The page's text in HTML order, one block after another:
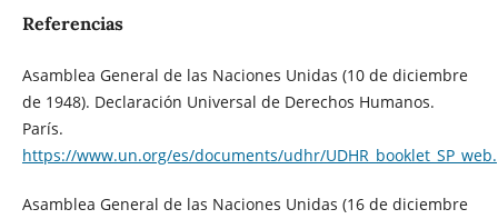
Referencias
Asamblea General de las Naciones Unidas (10 de diciembre
de 1948). Declaración Universal de Derechos Humanos.
París.
https://www.un.org/es/documents/udhr/
Asamblea General de las Naciones Unidas (16 de diciembre